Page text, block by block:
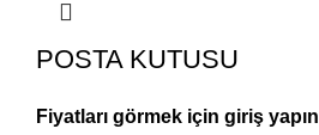
POSTA KUTUSU
Fiyatları görmek için giriş yapın